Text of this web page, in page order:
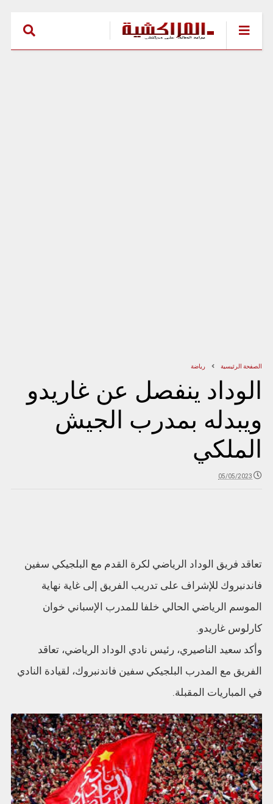
الصفحة الرئيسية رياضة
الوداد ينفصل عن غاريدو
ويبدله بمدرب الجيش
الملكي
05/05/2023
تعاقد فريق الوداد الرياضي لكرة القدم مع البلجيكي سفين
فاندنبروك للإشراف على تدريب الفريق إلى غاية نهاية
الموسم الرياضي الحالي خلفا للمدرب الإسباني خوان
كارلوس غاريدو.
وأكد سعيد الناصيري، رئيس نادي الوداد الرياضي، تعاقد
الفريق مع المدرب البلجيكي سفين فاندنبروك، لقيادة النادي
في المباريات المقبلة.